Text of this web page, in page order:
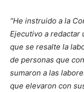
“He instruido a la
Ejecutivo a redactar
que se resalte la
de personas que
sumaron a las
que elevaron con